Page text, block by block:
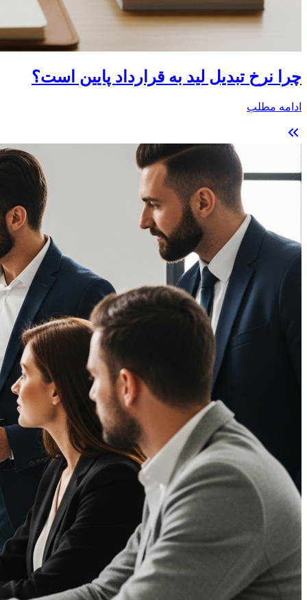
چرا نرخ تبدیل لید به قرارداد پایین است؟
ادامه مطلب